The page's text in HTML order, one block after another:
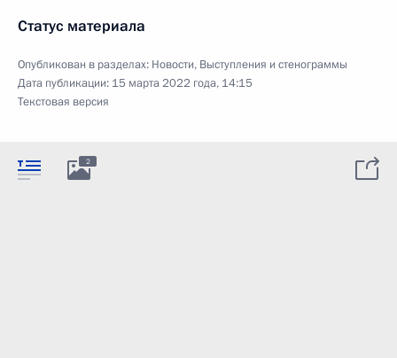
Статус материала
Опубликован в разделах: Новости, Выступления и стенограммы
Дата публикации: 15 марта 2022 года, 14:15
Текстовая версия
2